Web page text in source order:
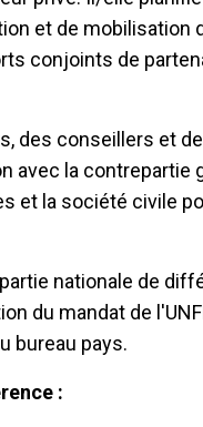
et de mobilisation
conjoints de
des conseillers et
avec la contrepartie
et la société civile
nationale de
du mandat de
bureau pays.
: